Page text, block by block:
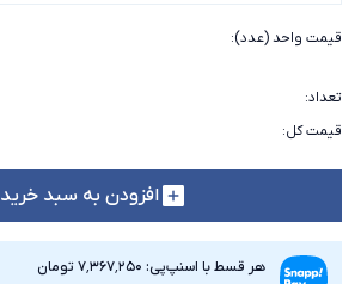
قیمت واحد (عدد):
تعداد:
قیمت کل:
افزودن به سبد خرید
هر قسط با اسنپ‌پی: ۷٬۳۶۷٬۲۵۰ تومان